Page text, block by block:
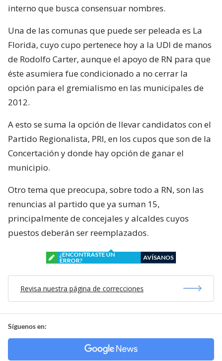
interno que busca consensuar nombres.
Una de las comunas que puede ser peleada es La
Florida, cuyo cupo pertenece hoy a la UDI de manos
de Rodolfo Carter, aunque el apoyo de RN para que
éste asumiera fue condicionado a no cerrar la
opción para el gremialismo en las municipales de
2012.
A esto se suma la opción de llevar candidatos con el
Partido Regionalista, PRI, en los cupos que son de la
Concertación y donde hay opción de ganar el
municipio.
Otro tema que preocupa, sobre todo a RN, son las
renuncias al partido que ya suman 15,
principalmente de concejales y alcaldes cuyos
puestos deberán ser reemplazados.
¿ENCONTRASTE UN
ERROR?
AVÍSANOS
Revisa nuestra página de correcciones
Síguenos en: